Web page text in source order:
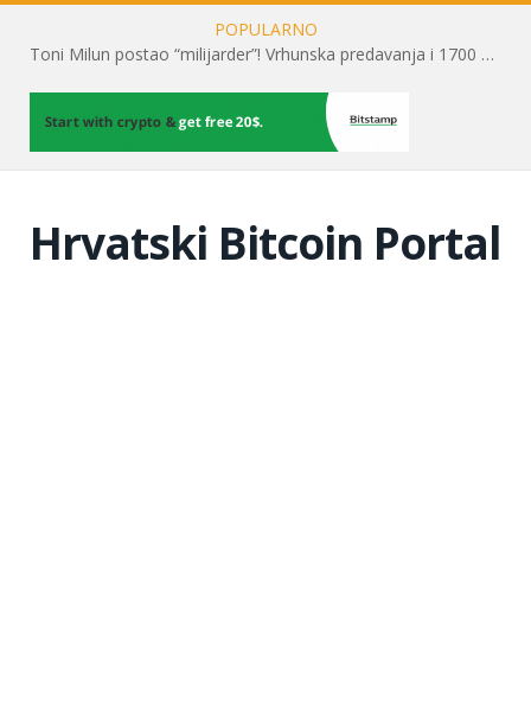
POPULARNO
Toni Milun postao “milijarder”! Vrhunska predavanja i 1700 posjetitelja obilježili su mjesec financijske pismenosti
Hrvatski Bitcoin Portal